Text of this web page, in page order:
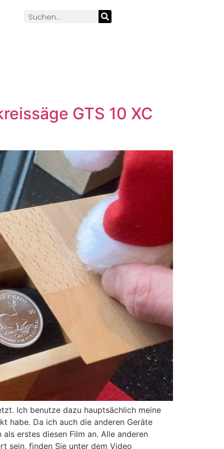
GTS 10 XC
Ich benutze dazu hauptsächlich meine
habe. Da ich auch die anderen Geräte
erstes diesen Film an. Alle anderen
sein, finden Sie unter dem Video